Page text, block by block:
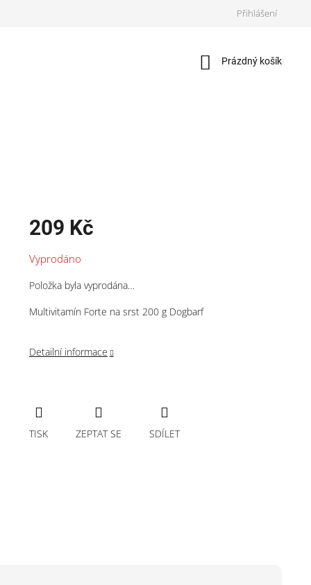
Přihlášení
Nákupní
Prázdný košík
209 Kč
cena:
Vyprodáno
Položka byla vyprodána…
Multivitamín Forte na srst 200 g Dogbarf
Detailní informace
TISK ZEPTAT SE SDÍLET